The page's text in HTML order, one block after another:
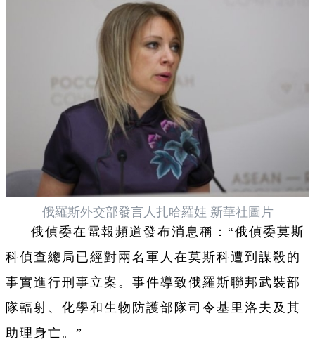
俄羅斯外交部發言人扎哈羅娃 新華社圖片
俄偵委在電報頻道發布消息稱：“俄偵委莫斯
科偵查總局已經對兩名軍人在莫斯科遭到謀殺的
事實進行刑事立案。事件導致俄羅斯聯邦武裝部
隊輻射、化學和生物防護部隊司令基里洛夫及其
助理身亡。”